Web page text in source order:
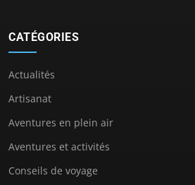
CATÉGORIES
Actualités
Artisanat
Aventures en plein air
Aventures et activités
Conseils de voyage